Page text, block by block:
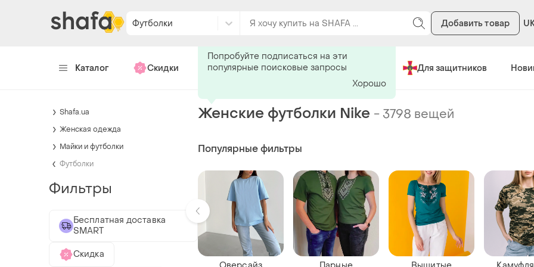
Футболки Добавить товар
Каталог Скидки Хендмейд Сделано в Украине Для защитников
Женские футболки Nike - 3798 вещей
Популярные фильтры
Попробуйте подписаться на эти
популярные поисковые запросы
Хорошо
Shafa.ua
Женская одежда
Майки и футболки
Футболки
Фильтры
Бесплатная доставка
SMART
Скидка